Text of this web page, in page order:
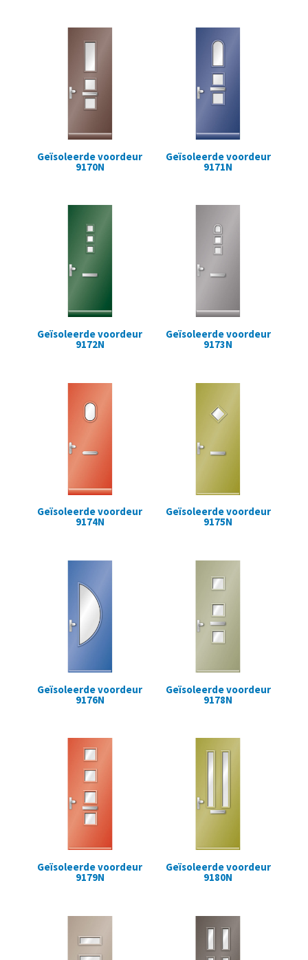
Geïsoleerde voordeur
9170N
Geïsoleerde voordeur
9171N
Geïsoleerde voordeur
9172N
Geïsoleerde voordeur
9173N
Geïsoleerde voordeur
9174N
Geïsoleerde voordeur
9175N
Geïsoleerde voordeur
9176N
Geïsoleerde voordeur
9178N
Geïsoleerde voordeur
9179N
Geïsoleerde voordeur
9180N